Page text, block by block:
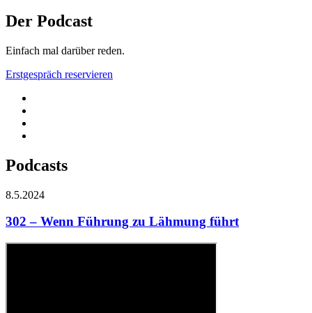
Der Podcast
Einfach mal darüber reden.
Erstgespräch reservieren
Podcasts
8.5.2024
302 – Wenn Führung zu Lähmung führt